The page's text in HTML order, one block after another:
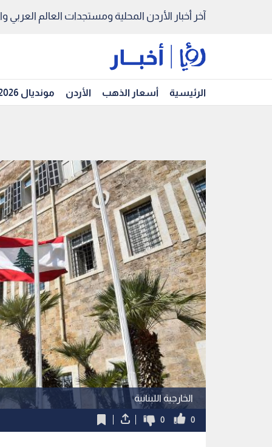
آخر أخبار الأردن المحلية ومستجدات العالم العربي
الرئيسية أسعار الذهب الأردن مونديال 2026
الخارجية اللبنانية
0
0